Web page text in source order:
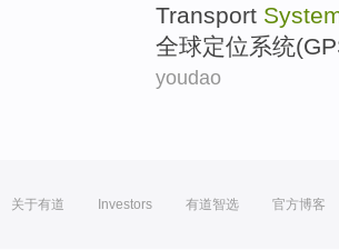
Transport
全球定位系统(
youdao
关于有道 Investors 有道智选 官方博客